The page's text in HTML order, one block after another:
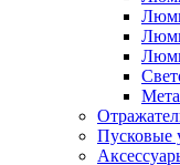
Пусковые